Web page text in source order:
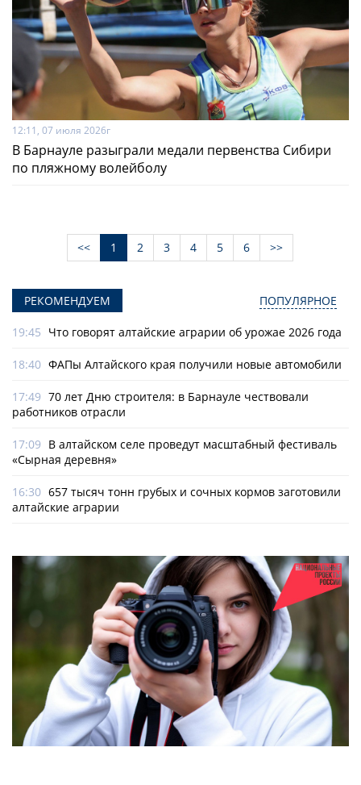
12:11, 07 июля 2026г
В Барнауле разыграли медали первенства Сибири
по пляжному волейболу
<< 1 2 3 4 5 6 >>
РЕКОМЕНДУЕМ ПОПУЛЯРНОЕ
19:45 Что говорят алтайские аграрии об урожае 2026 года
18:40 ФАПы Алтайского края получили новые автомобили
17:49 70 лет Дню строителя: в Барнауле чествовали
работников отрасли
17:09 В алтайском селе проведут масштабный фестиваль
«Сырная деревня»
16:30 657 тысяч тонн грубых и сочных кормов заготовили
алтайские аграрии